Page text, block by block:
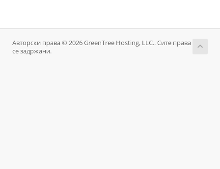
Авторски права © 2026 GreenTree Hosting, LLC.. Сите права
се задржани.